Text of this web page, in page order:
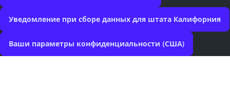
Уведомление при сборе данных для штата Калифорния
Ваши параметры конфиденциальности (США)